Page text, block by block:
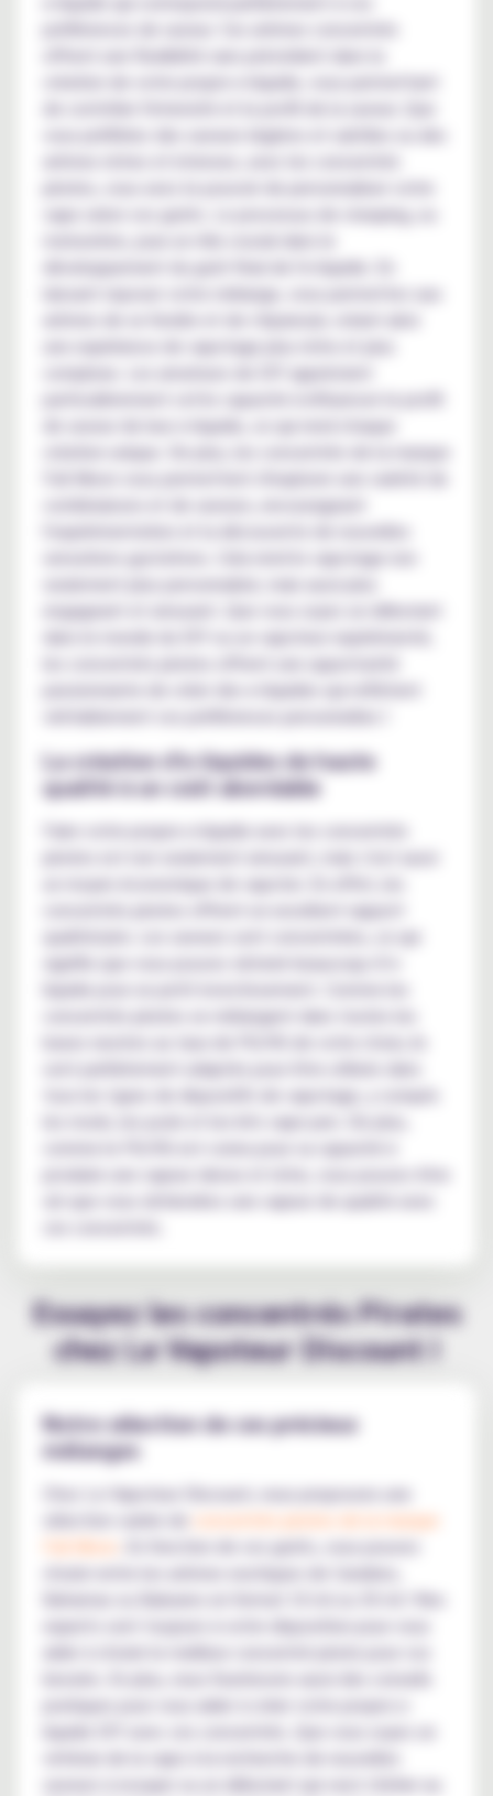
création de votre propre e-liquide, vous permettant
vous préfériez des saveurs légères et subtiles ou des
vape selon vos goûts. Le processus de steeping, ou
développement du goût final de l'e-liquide. En
laissant reposer votre mélange, vous permettez aux
une expérience de vapotage plus riche et plus
complexe. Les amateurs de DIY apprécient
particulièrement cette capacité à influencer le profil
de saveur de leur e-liquide, ce qui rend chaque
création unique. De plus, les concentrés de la marque
Full Moon vous permettent d'explorer une variété de
combinaisons et de saveurs, encourageant
l'expérimentation et la découverte de nouvelles
sensations gustatives. Cela rend le vapotage non
engageant et amusant. Que vous soyez un débutant
dans le monde du DIY ou un vapoteur expérimenté,
les concentrés pirates offrent une opportunité
passionnante de créer des e-liquides qui reflètent
La création d'e-liquides de haute
qualité à un coût abordable
Faire votre propre e-liquide avec les concentrés
pirates est non seulement amusant, mais c'est aussi
un moyen économique de vapoter. En effet, les
concentrés pirates offrent un excellent rapport
qualité/prix. Les saveurs sont concentrées, ce qui
concentrés pirates se mélangent dans toutes les
sont parfaitement adaptés pour être utilisés dans
tous les types de dispositifs de vapotage, y compris
les mods, les pods et les kits vape pen. De plus,
comme le PG/VG est connu pour sa capacité à
produire une vapeur dense et riche, vous pouvez être
sûr que vous obtiendrez une vapeur de qualité avec
Essayez les concentrés Pirates
chez Le Vapoteur Discount !
Notre sélection de ces précieux
mélanges
Chez Le Vapoteur Discount, nous proposons une
concentrés pirates de la marque
. En fonction de vos goûts, vous pouvez
Bahamas ou Baleares en format 10 ml ou 30 ml ! Nos
experts sont toujours à votre disposition pour vous
pratiques pour vous aider à créer votre propre e-
vétéran de la vape à la recherche de nouvelles
saveurs à essayer ou un débutant qui veut s'initier au